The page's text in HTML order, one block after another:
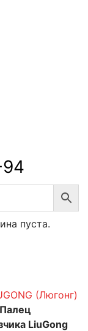
пуста.
(Люгонг)
Палец
LiuGong